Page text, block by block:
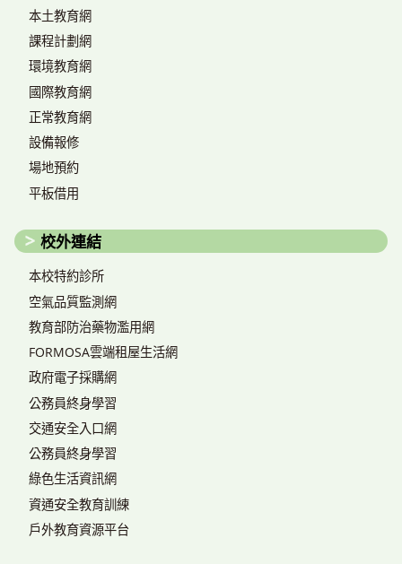
本土教育網
課程計劃網
環境教育網
國際教育網
正常教育網
設備報修
場地預約
平板借用
校外連結
本校特約診所
空氣品質監測網
教育部防治藥物濫用網
FORMOSA雲端租屋生活網
政府電子採購網
公務員終身學習
交通安全入口網
公務員終身學習
綠色生活資訊網
資通安全教育訓練
戶外教育資源平台